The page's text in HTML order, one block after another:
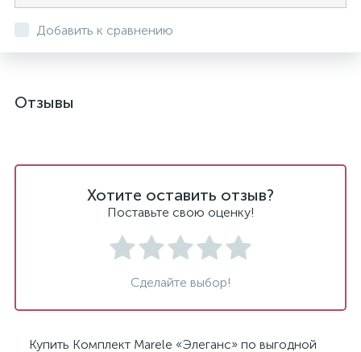
Добавить к сравнению
Отзывы
Хотите оставить отзыв?
Поставьте свою оценку!
Сделайте выбор!
Купить Комплект Marele «Элеганс» по выгодной